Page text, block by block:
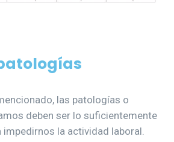
las patologías o
deben ser lo suficientemente
impedirnos la actividad laboral.